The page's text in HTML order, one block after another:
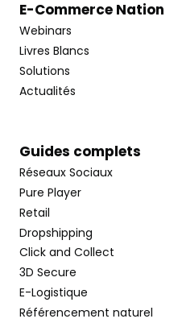
E-Commerce Nation
Webinars
Livres Blancs
Solutions
Actualités
Guides complets
Réseaux Sociaux
Pure Player
Retail
Dropshipping
Click and Collect
3D Secure
E-Logistique
Référencement naturel